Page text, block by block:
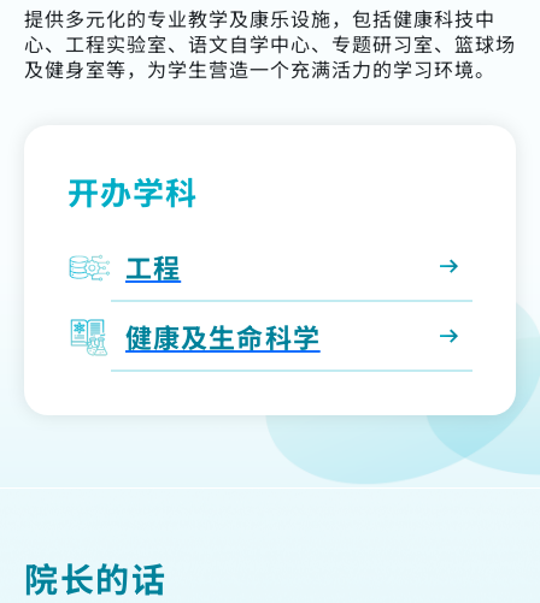
提供多元化的专业教学及康乐设施，包括健康科技中
心、工程实验室、语文自学中心、专题研习室、篮球场
及健身室等，为学生营造一个充满活力的学习环境。
开办学科
工程
健康及生命科学
院长的话